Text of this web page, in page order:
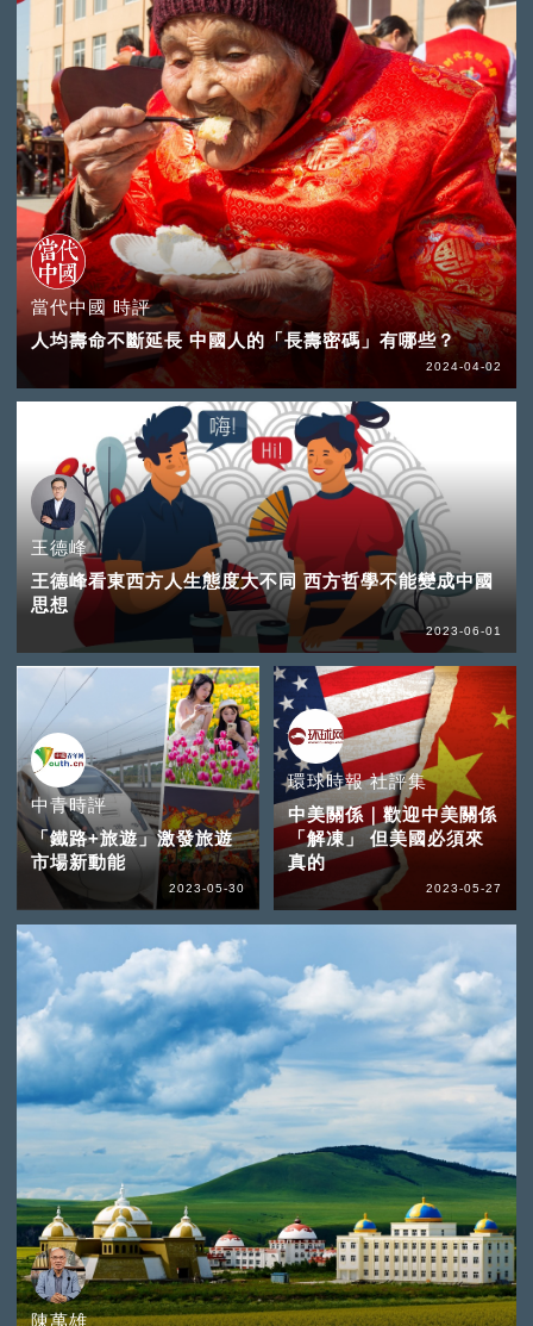
當代中國 時評
人均壽命不斷延長 中國人的「長壽密碼」有哪些？
2024-04-02
王德峰
王德峰看東西方人生態度大不同 西方哲學不能變成中國
思想
2023-06-01
中青時評
「鐵路+旅遊」激發旅遊
市場新動能
2023-05-30
環球時報 社評集
中美關係｜歡迎中美關係
「解凍」 但美國必須來
真的
2023-05-27
陳萬雄